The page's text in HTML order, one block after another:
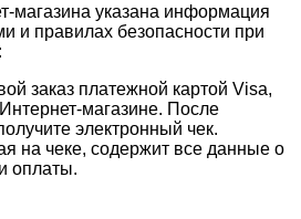
магазина указана информация
и правилах безопасности при
заказ платежной картой Visa,
магазине. После
электронный чек.
на чеке, содержит все данные о
оплаты.